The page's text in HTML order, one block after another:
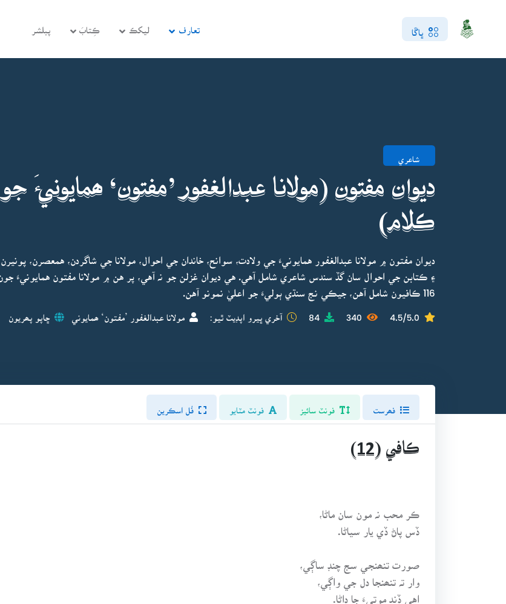
ڀاڱا تعارف ليکڪ ڪِتابَ پبلشر
شاعري
ديوان مفتون (مولانا عبدالغفور ’مفتون‘ ھمايونيءَ جو
ڪلام)
ديوان مفتون ۾ مولانا عبدالغفور همايونيءَ جي ولادت، سوانح، خاندان جي احوال، مولانا جي شاگردن، همعصرن، پونيرن
۽ ڪتابن جي احوال سان گڏ سندس شاعري شامل آهي. هي ديوان غزلن جو نہ آهي، پر هن ۾ مولانا مفتون همايونيءَ جون
116 ڪافيون شامل آهن، جيڪي نج سنڌي ٻوليءَ جو اعليٰ نمونو آهن.
4.5/5.0
340
84 آخري ڀيرو اپڊيٽ ٿيو: مولانا عبدالغفور ’مفتون‘ ھمايوني ڇاپو پھريون
فونٽ سائيز فونٽ مٽايو فُل اسڪرين
ڪافي (12)
ڪر محب نہ مون سان ماڻا،
ڏس پاڻ ڏي يار سياڻا.
صورت تنھنجي سج چنڊ ساڳي،
وار تہ تنھنجا دل جي واڳي،
اهي ڏند موتيءَ جا داڻا.